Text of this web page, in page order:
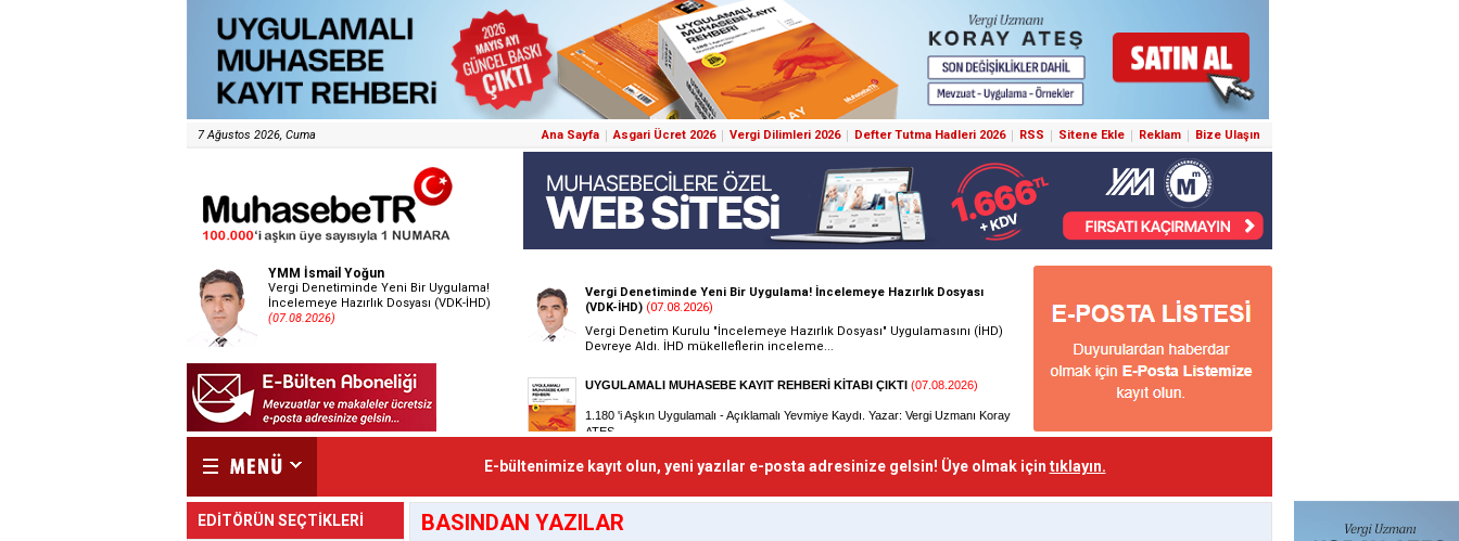
7 Ağustos 2026, Cuma Ana Sayfa Asgari Ücret 2026 Vergi Dilimleri 2026 Defter Tutma Hadleri 2026 RSS Sitene Ekle Reklam Bize Ulaşın
YMM İsmail Yoğun
Vergi Denetiminde Yeni Bir Uygulama!
İncelemeye Hazırlık Dosyası (VDK-İHD)
(07.08.2026)
E-bültenimize kayıt olun, yeni yazılar e-posta adresinize gelsin! Üye olmak için tıklayın.
EDİTÖRÜN SEÇTİKLERİ BASINDAN YAZILAR